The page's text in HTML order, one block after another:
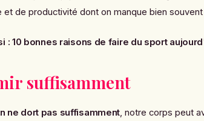
et de productivité dont on manque bien
: 10 bonnes raisons de faire du sport
suffisamment
ne dort pas suffisamment, notre corps peut